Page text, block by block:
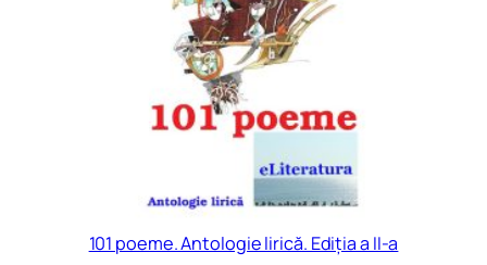
101 poeme. Antologie lirică. Ediția a II-a